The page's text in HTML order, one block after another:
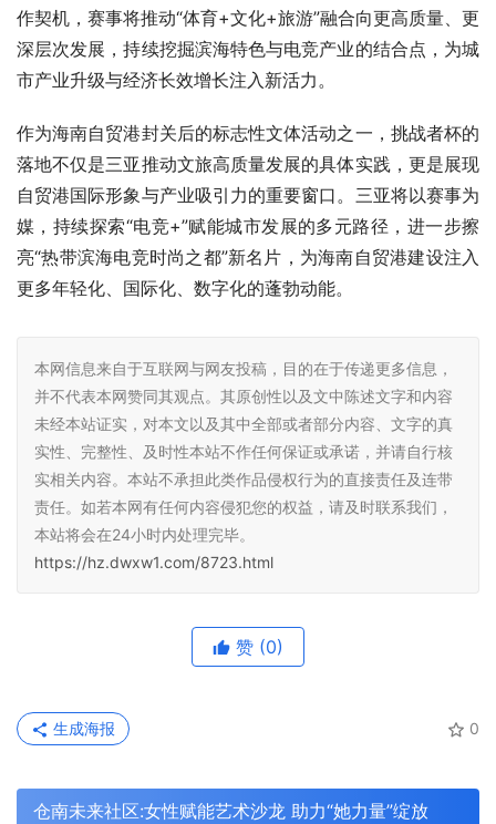
作契机，赛事将推动“体育+文化+旅游”融合向更高质量、更
深层次发展，持续挖掘滨海特色与电竞产业的结合点，为城
市产业升级与经济长效增长注入新活力。
作为海南自贸港封关后的标志性文体活动之一，挑战者杯的
落地不仅是三亚推动文旅高质量发展的具体实践，更是展现
自贸港国际形象与产业吸引力的重要窗口。三亚将以赛事为
媒，持续探索“电竞+”赋能城市发展的多元路径，进一步擦
亮“热带滨海电竞时尚之都”新名片，为海南自贸港建设注入
更多年轻化、国际化、数字化的蓬勃动能。
本网信息来自于互联网与网友投稿，目的在于传递更多信息，
并不代表本网赞同其观点。其原创性以及文中陈述文字和内容
未经本站证实，对本文以及其中全部或者部分内容、文字的真
实性、完整性、及时性本站不作任何保证或承诺，并请自行核
实相关内容。本站不承担此类作品侵权行为的直接责任及连带
责任。如若本网有任何内容侵犯您的权益，请及时联系我们，
本站将会在24小时内处理完毕。
https://hz.dwxw1.com/8723.html
赞 (0)
0
生成海报
仓南未来社区:女性赋能艺术沙龙 助力“她力量”绽放